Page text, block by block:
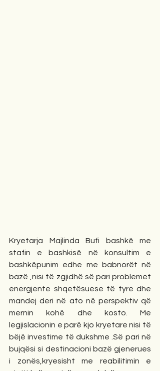
Kryetarja Majlinda Bufi bashkë me
stafin e bashkisë në konsultim e
bashkëpunim edhe me babnorët në
bazë ,nisi të zgjidhë së pari problemet
energjente shqetësuese të tyre dhe
mandej deri në ato në perspektiv që
mernin kohë dhe kosto. Me
legjislacionin e parë kjo kryetare nisi të
bëjë investime të dukshme .Së pari në
bujqësi si destinacioni bazë gjenerues
i zonës,kryesisht me reabilitimin e